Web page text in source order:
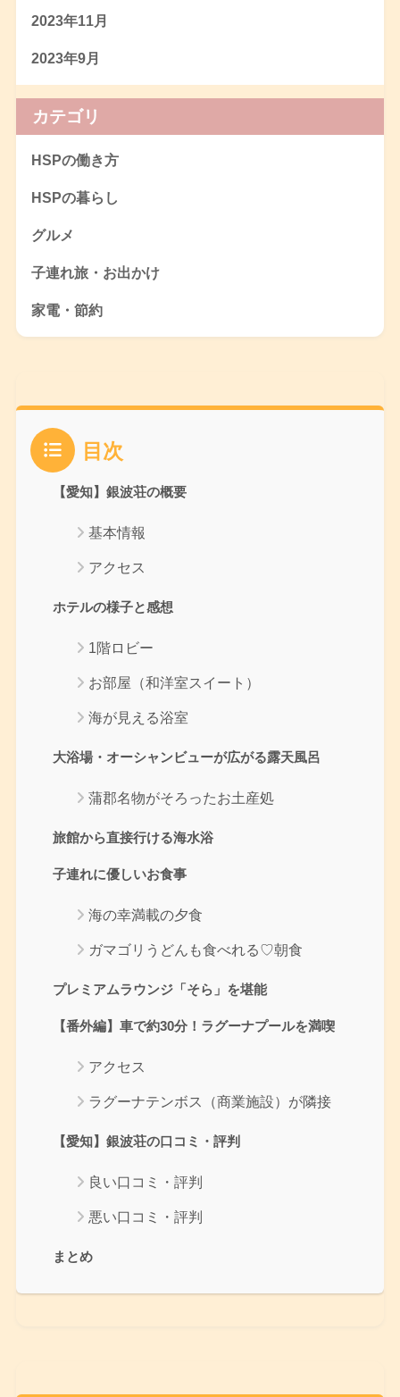
2023年11月
2023年9月
カテゴリ
HSPの働き方
HSPの暮らし
グルメ
子連れ旅・お出かけ
家電・節約
目次
【愛知】銀波荘の概要
基本情報
アクセス
ホテルの様子と感想
1階ロビー
お部屋（和洋室スイート）
海が見える浴室
大浴場・オーシャンビューが広がる露天風呂
蒲郡名物がそろったお土産処
旅館から直接行ける海水浴
子連れに優しいお食事
海の幸満載の夕食
ガマゴリうどんも食べれる♡朝食
プレミアムラウンジ「そら」を堪能
【番外編】車で約30分！ラグーナプールを満喫
アクセス
ラグーナテンボス（商業施設）が隣接
【愛知】銀波荘の口コミ・評判
良い口コミ・評判
悪い口コミ・評判
まとめ